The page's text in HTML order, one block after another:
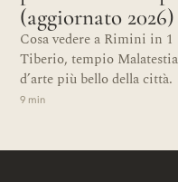
(aggiornato 2026)
Cosa vedere a Rimini in
Tiberio, tempio
d’arte più bello della città.
9 min